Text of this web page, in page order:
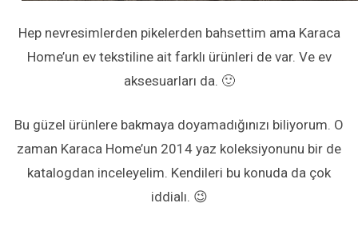
Hep nevresimlerden pikelerden bahsettim ama Karaca
Home’un ev tekstiline ait farklı ürünleri de var. Ve ev
aksesuarları da. 🙂
Bu güzel ürünlere bakmaya doyamadığınızı biliyorum. O
zaman Karaca Home’un 2014 yaz koleksiyonunu bir de
katalogdan inceleyelim. Kendileri bu konuda da çok
iddialı. 😉